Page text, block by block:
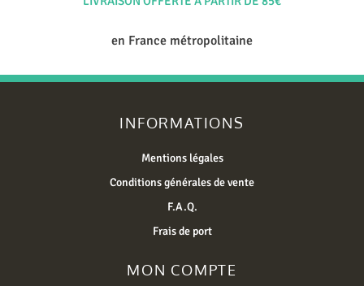
en France métropolitaine
INFORMATIONS
Mentions légales
Conditions générales de vente
F.A.Q.
Frais de port
MON COMPTE